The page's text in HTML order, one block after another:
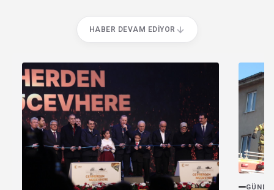
HABER DEVAM EDIYOR